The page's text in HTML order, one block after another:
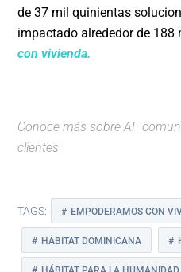
de 37 mil quinientas
impactado alrededor de
con vivienda.
Conoce más sobreAF
clientes
TAGS: EMPODERAMOS CON
HÁBITAT DOMINICANA